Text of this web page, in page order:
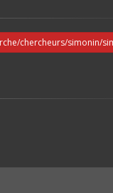
chercheurs/simonin/